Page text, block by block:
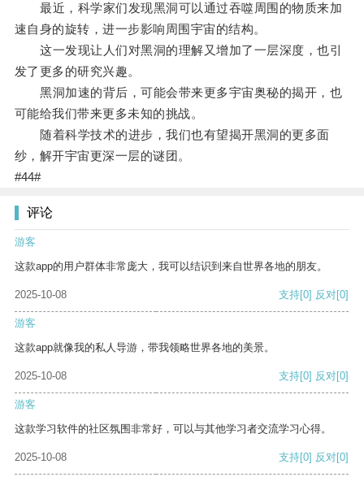
最近，科学家们发现黑洞可以通过吞噬周围的物质来加
速自身的旋转，进一步影响周围宇宙的结构。
这一发现让人们对黑洞的理解又增加了一层深度，也引
发了更多的研究兴趣。
黑洞加速的背后，可能会带来更多宇宙奥秘的揭开，也
可能给我们带来更多未知的挑战。
随着科学技术的进步，我们也有望揭开黑洞的更多面
纱，解开宇宙更深一层的谜团。
#44#
评论
游客
这款app的用户群体非常庞大，我可以结识到来自世界各地的朋友。
2025-10-08 支持[0] 反对[0]
游客
这款app就像我的私人导游，带我领略世界各地的美景。
2025-10-08 支持[0] 反对[0]
游客
这款学习软件的社区氛围非常好，可以与其他学习者交流学习心得。
2025-10-08 支持[0] 反对[0]